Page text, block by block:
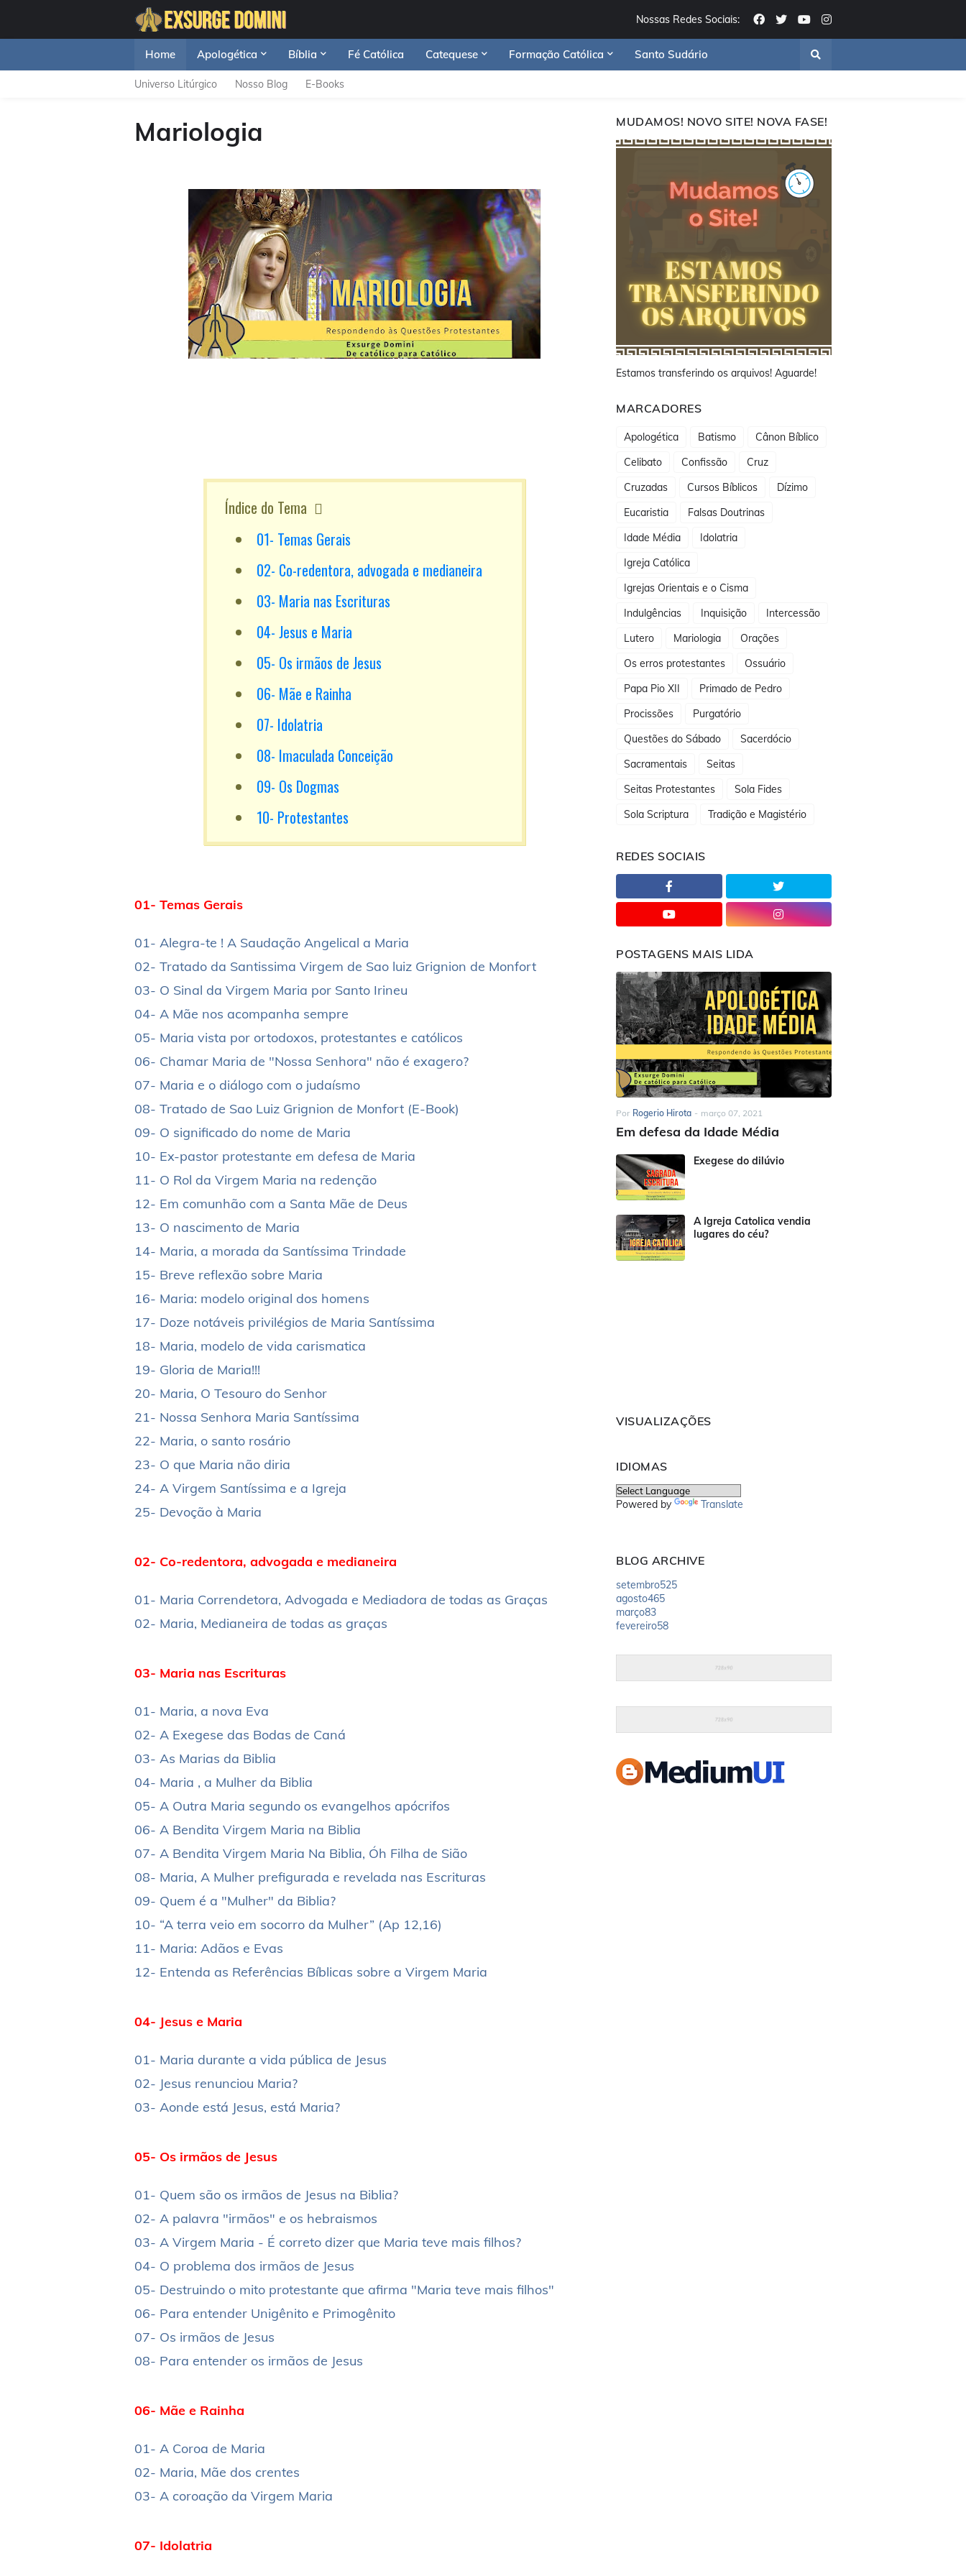
Nossas Redes Sociais:
Home Apologética Bíblia Fé Católica Catequese Formação Católica Santo Sudário
Universo Litúrgico Nosso Blog E-Books
Mariologia
Índice do Tema
01- Temas Gerais
02- Co-redentora, advogada e medianeira
03- Maria nas Escrituras
04- Jesus e Maria
05- Os irmãos de Jesus
06- Mãe e Rainha
07- Idolatria
08- Imaculada Conceição
09- Os Dogmas
10- Protestantes
01- Temas Gerais
01- Alegra-te ! A Saudação Angelical a Maria
02- Tratado da Santissima Virgem de Sao luiz Grignion de Monfort
03- O Sinal da Virgem Maria por Santo Irineu
04- A Mãe nos acompanha sempre
05- Maria vista por ortodoxos, protestantes e católicos
06- Chamar Maria de "Nossa Senhora" não é exagero?
07- Maria e o diálogo com o judaísmo
08- Tratado de Sao Luiz Grignion de Monfort (E-Book)
09- O significado do nome de Maria
10- Ex-pastor protestante em defesa de Maria
11- O Rol da Virgem Maria na redenção
12- Em comunhão com a Santa Mãe de Deus
13- O nascimento de Maria
14- Maria, a morada da Santíssima Trindade
15- Breve reflexão sobre Maria
16- Maria: modelo original dos homens
17- Doze notáveis privilégios de Maria Santíssima
18- Maria, modelo de vida carismatica
19- Gloria de Maria!!!
20- Maria, O Tesouro do Senhor
21- Nossa Senhora Maria Santíssima
22- Maria, o santo rosário
23- O que Maria não diria
24- A Virgem Santíssima e a Igreja
25- Devoção à Maria
02- Co-redentora, advogada e medianeira
01- Maria Correndetora, Advogada e Mediadora de todas as Graças
02- Maria, Medianeira de todas as graças
03- Maria nas Escrituras
01- Maria, a nova Eva
02- A Exegese das Bodas de Caná
03- As Marias da Biblia
04- Maria , a Mulher da Biblia
05- A Outra Maria segundo os evangelhos apócrifos
06- A Bendita Virgem Maria na Biblia
07- A Bendita Virgem Maria Na Biblia, Óh Filha de Sião
08- Maria, A Mulher prefigurada e revelada nas Escrituras
09- Quem é a "Mulher" da Biblia?
10- “A terra veio em socorro da Mulher” (Ap 12,16)
11- Maria: Adãos e Evas
12- Entenda as Referências Bíblicas sobre a Virgem Maria
04- Jesus e Maria
01- Maria durante a vida pública de Jesus
02- Jesus renunciou Maria?
03- Aonde está Jesus, está Maria?
05- Os irmãos de Jesus
01- Quem são os irmãos de Jesus na Biblia?
02- A palavra "irmãos" e os hebraismos
03- A Virgem Maria - É correto dizer que Maria teve mais filhos?
04- O problema dos irmãos de Jesus
05- Destruindo o mito protestante que afirma "Maria teve mais filhos"
06- Para entender Unigênito e Primogênito
07- Os irmãos de Jesus
08- Para entender os irmãos de Jesus
06- Mãe e Rainha
01- A Coroa de Maria
02- Maria, Mãe dos crentes
03- A coroação da Virgem Maria
07- Idolatria
MUDAMOS! NOVO SITE! NOVA FASE!
Estamos transferindo os arquivos! Aguarde!
MARCADORES
Apologética Batismo
Cânon Bíblico
Celibato
Confissão
Cruz
Cruzadas
Cursos Bíblicos
Dízimo
Eucaristia
Falsas Doutrinas
Idade Média
Idolatria
Igreja Católica
Igrejas Orientais e o Cisma
Indulgências
Inquisição
Intercessão
Lutero
Mariologia
Orações
Os erros protestantes
Ossuário
Papa Pio XII
Primado de Pedro
Procissões
Purgatório
Questões do Sábado
Sacerdócio
Sacramentais
Seitas
Seitas Protestantes
Sola Fides
Sola Scriptura
Tradição e Magistério
REDES SOCIAIS
POSTAGENS MAIS LIDA
Por Rogerio Hirota - março 07, 2021
Em defesa da Idade Média
Exegese do dilúvio
A Igreja Catolica vendia
lugares do céu?
VISUALIZAÇÕES
IDIOMAS
Powered by Translate
BLOG ARCHIVE
setembro525
agosto465
março83
fevereiro58